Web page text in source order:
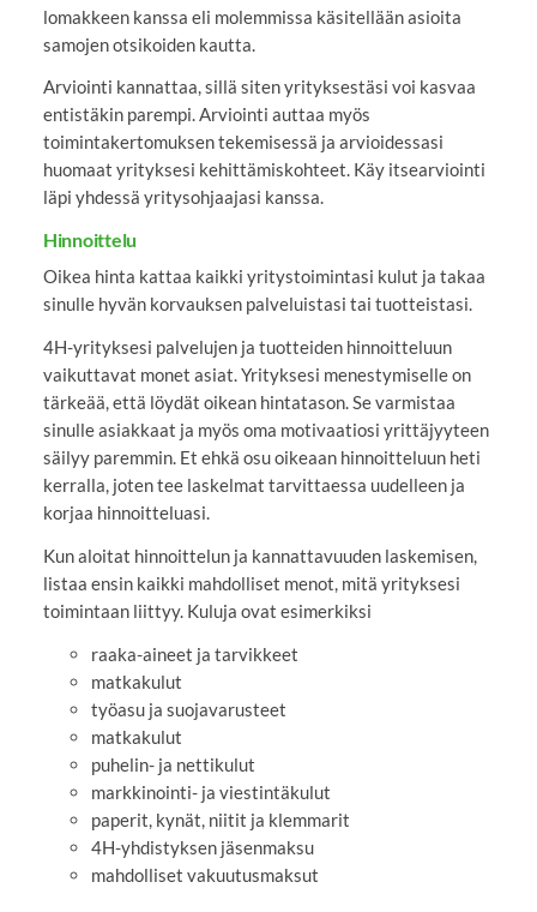
lomakkeen kanssa eli molemmissa käsitellään asioita
samojen otsikoiden kautta.
Arviointi kannattaa, sillä siten yrityksestäsi voi kasvaa
entistäkin parempi. Arviointi auttaa myös
toimintakertomuksen tekemisessä ja arvioidessasi
huomaat yrityksesi kehittämiskohteet. Käy itsearviointi
läpi yhdessä yritysohjaajasi kanssa.
Hinnoittelu
Oikea hinta kattaa kaikki yritystoimintasi kulut ja takaa
sinulle hyvän korvauksen palveluistasi tai tuotteistasi.
4H-yrityksesi palvelujen ja tuotteiden hinnoitteluun
vaikuttavat monet asiat. Yrityksesi menestymiselle on
tärkeää, että löydät oikean hintatason. Se varmistaa
sinulle asiakkaat ja myös oma motivaatiosi yrittäjyyteen
säilyy paremmin. Et ehkä osu oikeaan hinnoitteluun heti
kerralla, joten tee laskelmat tarvittaessa uudelleen ja
korjaa hinnoitteluasi.
Kun aloitat hinnoittelun ja kannattavuuden laskemisen,
listaa ensin kaikki mahdolliset menot, mitä yrityksesi
toimintaan liittyy. Kuluja ovat esimerkiksi
raaka-aineet ja tarvikkeet
matkakulut
työasu ja suojavarusteet
matkakulut
puhelin- ja nettikulut
markkinointi- ja viestintäkulut
paperit, kynät, niitit ja klemmarit
4H-yhdistyksen jäsenmaksu
mahdolliset vakuutusmaksut